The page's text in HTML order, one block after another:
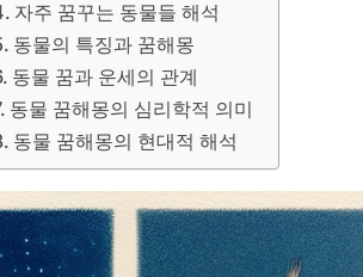
자주 꿈꾸는 동물들 해석
동물의 특징과 꿈해몽
동물 꿈과 운세의 관계
동물 꿈해몽의 심리학적 의미
동물 꿈해몽의 현대적 해석